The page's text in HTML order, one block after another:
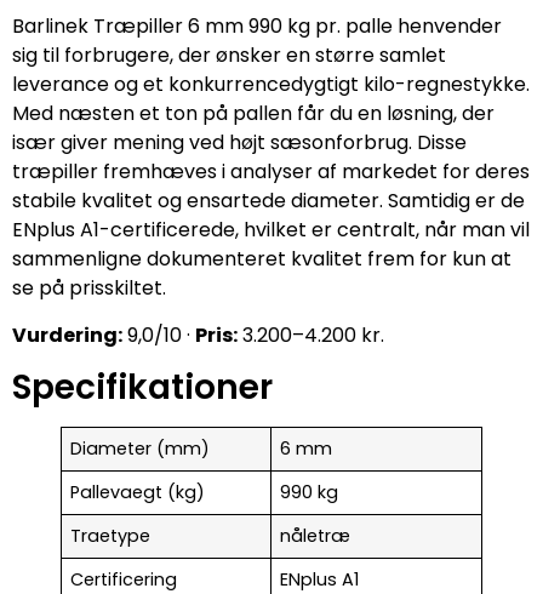
Barlinek Træpiller 6 mm 990 kg pr. palle henvender
sig til forbrugere, der ønsker en større samlet
leverance og et konkurrencedygtigt kilo-regnestykke.
Med næsten et ton på pallen får du en løsning, der
især giver mening ved højt sæsonforbrug. Disse
træpiller fremhæves i analyser af markedet for deres
stabile kvalitet og ensartede diameter. Samtidig er de
ENplus A1-certificerede, hvilket er centralt, når man vil
sammenligne dokumenteret kvalitet frem for kun at
se på prisskiltet.
Vurdering:9,0/10 · Pris:3.200–4.200 kr.
Specifikationer
Diameter (mm)
6 mm
Pallevaegt (kg)
990 kg
Traetype
nåletræ
Certificering
ENplus A1